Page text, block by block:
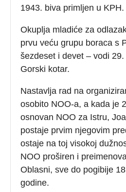
1943. biva primljen u KPH.
Okuplja mladiće za
prvu veću grupu boraca s
šezdeset i devet – vodi
Gorski kotar.
Nastavlja rad na
osobito NOO-a, a kada je
osnovan NOO za Istru,
postaje prvim njegovim
ostaje na toj visokoj
NOO proširen i
Oblasni, sve do pogibije
godine.